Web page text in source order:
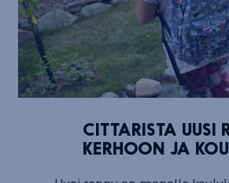
CITTARISTA UUSI
KERHOON JA